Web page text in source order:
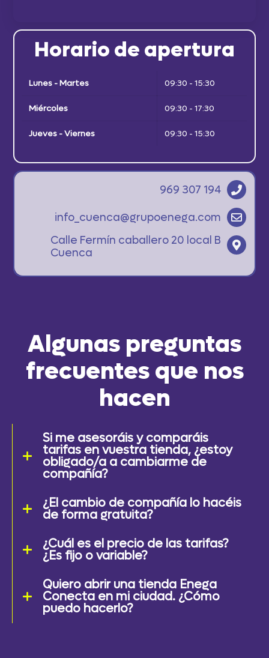
Horario de apertura
Lunes - Martes 09:30 - 15:30
Miércoles 09:30 - 17:30
Jueves - Viernes 09:30 - 15:30
969 307 194
info_cuenca@grupoenega.com
Calle Fermín caballero 20 local B
Cuenca
Algunas preguntas
frecuentes que nos
hacen
Si me asesoráis y comparáis
tarifas en vuestra tienda, ¿estoy
obligado/a a cambiarme de
compañía?
¿El cambio de compañía lo hacéis
de forma gratuita?
¿Cuál es el precio de las tarifas?
¿Es fijo o variable?
Quiero abrir una tienda Enega
Conecta en mi ciudad. ¿Cómo
puedo hacerlo?